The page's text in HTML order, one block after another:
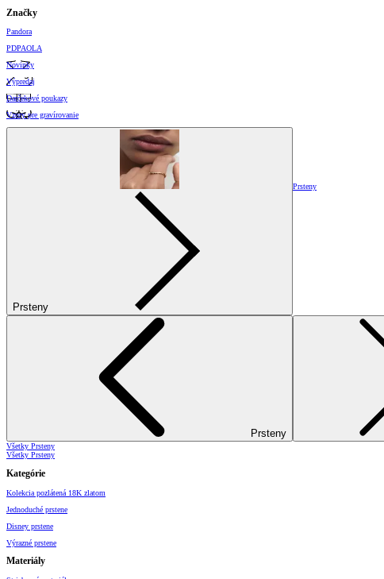
Značky
Pandora
PDPAOLA
Novinky
Výpredaj
Darčekové poukazy
Vzory pre gravírovanie
Prsteny
Prsteny
Prsteny
Všetky Prsteny
Všetky Prsteny
Kategórie
Kolekcia pozlátená 18K zlatom
Jednoduché prstene
Disney prstene
Výrazné prstene
Materiály